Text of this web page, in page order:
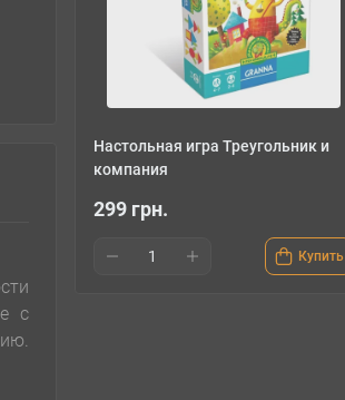
Настольная игра Треугольник и
компания
299 грн.
Купить
с